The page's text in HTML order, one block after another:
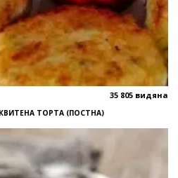
35 805 видяна
ТОРТА (ПОСТНА)